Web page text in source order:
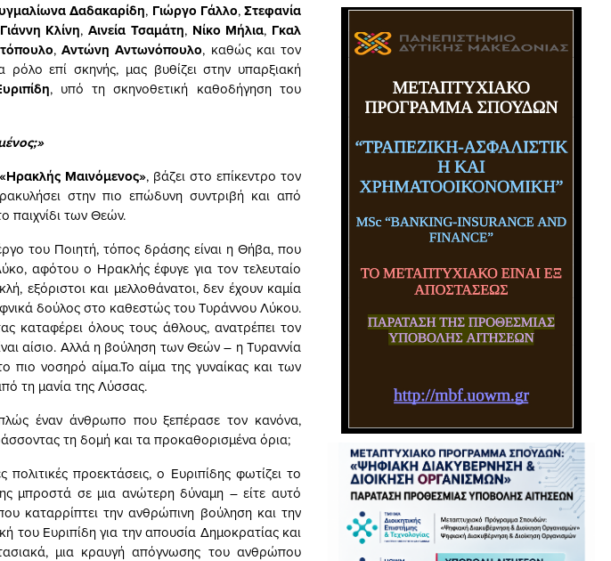
Δαδακαρίδη, Γιώργο Γάλλο,Στεφανία
Κλίνη, Αινεία Τσαμάτη,Νίκο Μήλια, Γκαλ
,Αντώνη Αντωνόπουλο, καθώς και τον
ρόλο επί σκηνής, μας βυθίζει στην υπαρξιακή
, υπό τη σκηνοθετική καθοδήγηση του
«Ηρακλής Μαινόμενος», βάζει στο επίκεντρο τον
στην πιο επώδυνη συντριβή και από
παιχνίδι των Θεών.
του Ποιητή, τόπος δράσης είναι η Θήβα, που
αφότου ο Ηρακλής έφυγε για τον τελευταίο
εξόριστοι και μελλοθάνατοι, δεν έχουν καμία
δούλος στο καθεστώς του Τυράννου Λύκου.
καταφέρει όλους τους άθλους, ανατρέπει τον
αίσιο. Αλλά η βούληση των Θεών – η Τυραννία
νοσηρό αίμα.Το αίμα της γυναίκας και των
τη μανία της Λύσσας.
έναν άνθρωπο που ξεπέρασε τον κανόνα,
τη δομή και τα προκαθορισμένα όρια;
προεκτάσεις, ο Ευριπίδης φωτίζει το
μπροστά σε μια ανώτερη δύναμη – είτε αυτό
καταρρίπτει την ανθρώπινη βούληση και την
του Ευριπίδη για την απουσία Δημοκρατίας και
μια κραυγή απόγνωσης του ανθρώπου